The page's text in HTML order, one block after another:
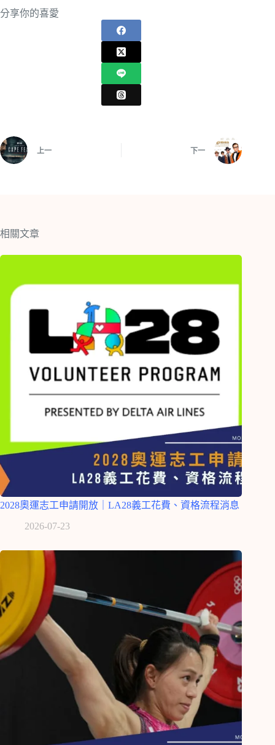
分享你的喜愛
上一 下一
相關文章
2028奧運志工申請開放｜LA28義工花費、資格流程消息
2026-07-23